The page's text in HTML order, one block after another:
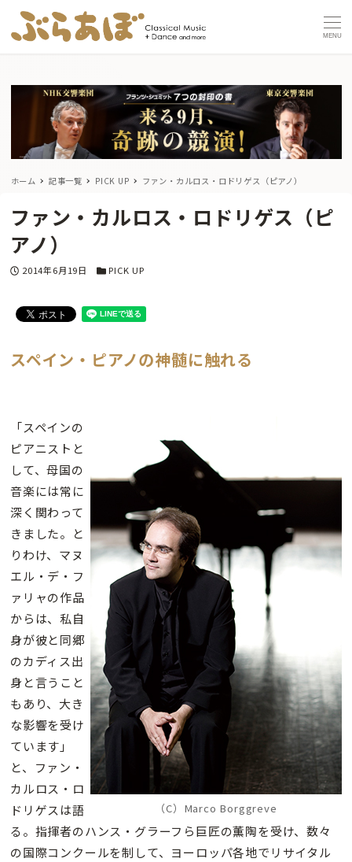
MENU
ホーム 記事一覧 PICK UP ファン・カルロス・ロドリゲス（ピアノ）
ファン・カルロス・ロドリゲス（ピ
アノ）
投稿日
2014年6月19日 カテゴリー
PICK UP
スペイン・ピアノの神髄に触れる
（C）Marco Borggreve
「スペインの
ピアニストと
して、母国の
音楽には常に
深く関わって
きました。と
りわけ、マヌ
エル・デ・フ
ァリャの作品
からは、私自
身が彼と同郷
のカディス出
身と言うこと
もあり、大き
な影響を受け
ています｣
と、ファン・
カルロス・ロ
ドリゲスは語
る。指揮者のハンス・グラーフら巨匠の薫陶を受け、数々
の国際コンクールを制して、ヨーロッパ各地でリサイタル